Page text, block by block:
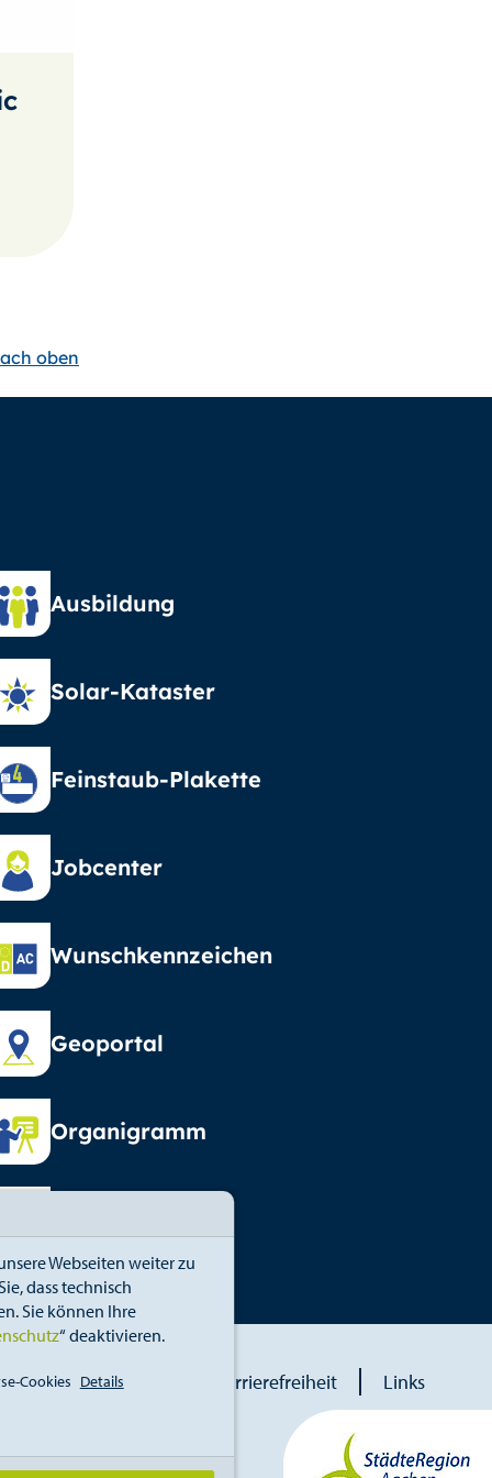
Webseiten weiter zu
dass technisch
Sie können Ihre
“ deaktivieren.
Cookies Details
oben
Ausbildung
Solar-Kataster
Feinstaub-Plakette
Jobcenter
Wunschkennzeichen
Geoportal
Organigramm
Erklärung zur Barrierefreiheit Links